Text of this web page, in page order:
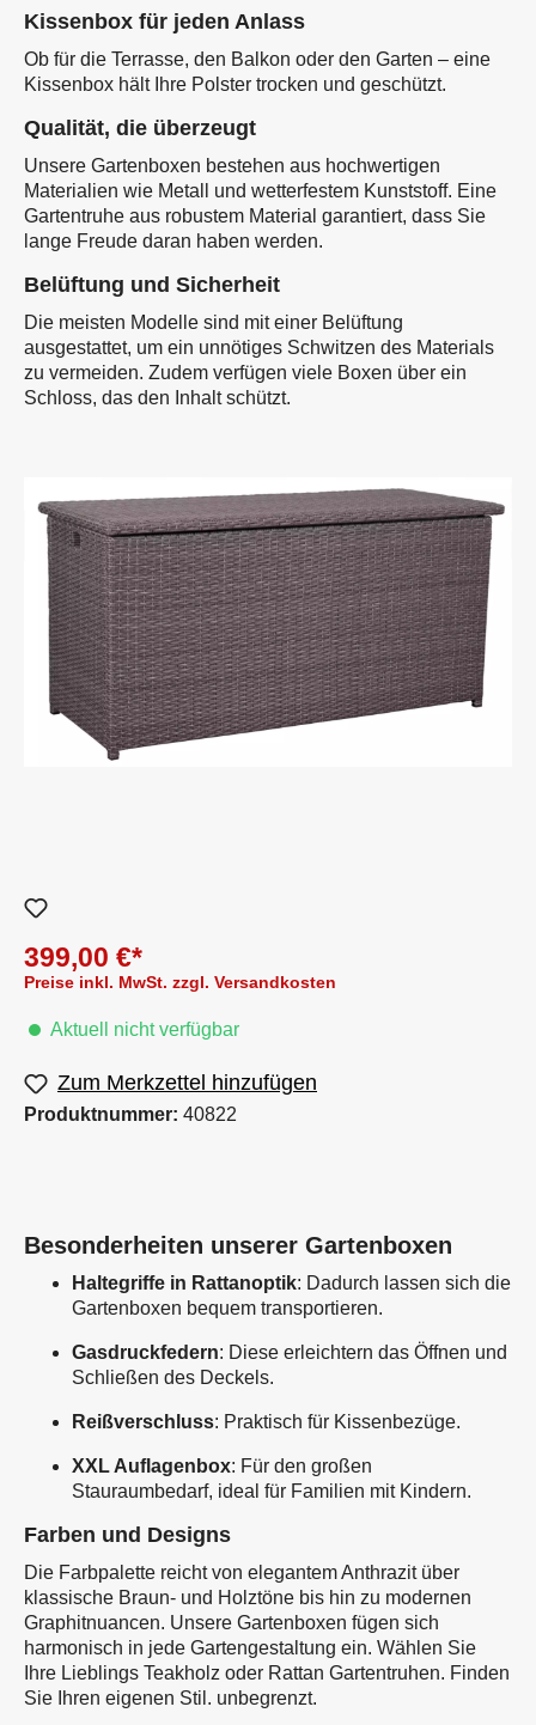
Kissenbox für jeden Anlass
Ob für die Terrasse, den Balkon oder den Garten – eine
Kissenbox hält Ihre Polster trocken und geschützt.
Qualität, die überzeugt
Unsere Gartenboxen bestehen aus hochwertigen
Materialien wie Metall und wetterfestem Kunststoff. Eine
Gartentruhe aus robustem Material garantiert, dass Sie
lange Freude daran haben werden.
Belüftung und Sicherheit
Die meisten Modelle sind mit einer Belüftung
ausgestattet, um ein unnötiges Schwitzen des Materials
zu vermeiden. Zudem verfügen viele Boxen über ein
Schloss, das den Inhalt schützt.
399,00 €*
Preise inkl. MwSt. zzgl. Versandkosten
Aktuell nicht verfügbar
Zum Merkzettel hinzufügen
Produktnummer: 40822
Besonderheiten unserer Gartenboxen
Haltegriffe in Rattanoptik: Dadurch lassen sich die
Gartenboxen bequem transportieren.
Gasdruckfedern: Diese erleichtern das Öffnen und
Schließen des Deckels.
Reißverschluss: Praktisch für Kissenbezüge.
XXL Auflagenbox: Für den großen
Stauraumbedarf, ideal für Familien mit Kindern.
Farben und Designs
Die Farbpalette reicht von elegantem Anthrazit über
klassische Braun- und Holztöne bis hin zu modernen
Graphitnuancen. Unsere Gartenboxen fügen sich
harmonisch in jede Gartengestaltung ein. Wählen Sie
Ihre Lieblings Teakholz oder Rattan Gartentruhen. Finden
Sie Ihren eigenen Stil. unbegrenzt.